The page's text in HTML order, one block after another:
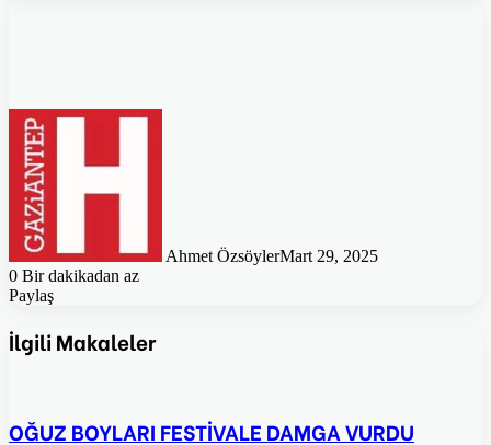
Ahmet ÖzsöylerMart 29, 2025
0 Bir dakikadan az
Paylaş
Posta
ile
İlgili Makaleler
OĞUZ BOYLARI FESTİVALE DAMGA VURDU